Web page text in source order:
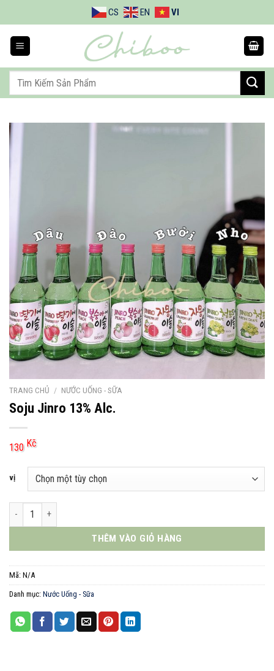
qua
dung
CS EN VI
Tìm
TRANG CHỦ / NƯỚC UỐNG - SỮA
Soju Jinro 13% Alc.
130 Kč
vị
Soju Jinro 13% Alc. số lượng
THÊM VÀO GIỎ HÀNG
Mã: N/A
Danh mục: Nước Uống - Sữa